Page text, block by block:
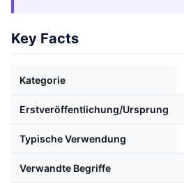
Key Facts
Kategorie
Erstveröffentlichung/Ursprung
Typische Verwendung
Verwandte Begriffe